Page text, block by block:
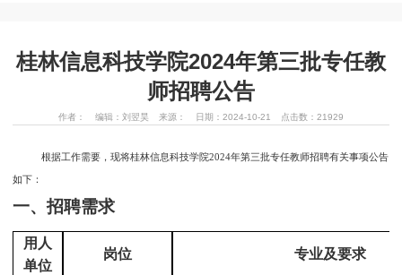
桂林信息科技学院2024年第三批专任教
师招聘公告
作者： 编辑：刘翌昊 来源： 日期：2024-10-21 点击数：21929
根据工作需要，现将桂林信息科技学院2024年第三批专任教师招聘有关事项公告
如下：
一、招聘需求
用人
单位
岗位 专业及要求